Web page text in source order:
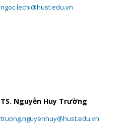
ngoc.lechi@hust.edu.vn
TS. Nguyễn Huy Trường
truong.nguyenhuy@hust.edu.vn